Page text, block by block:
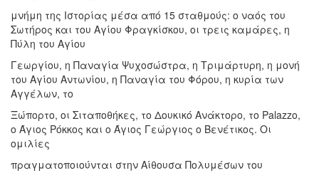
μνήμη της Ιστορίας μέσα από 15 σταθμούς: ο ναός του
Σωτήρος και του Αγίου Φραγκίσκου, οι τρεις καμάρες, η
Πύλη του Αγίου
Γεωργίου, η Παναγία Ψυχοσώστρα, η Τριμάρτυρη, η μονή
του Αγίου Αντωνίου, η Παναγία του Φόρου, η κυρία των
Αγγέλων, το
Ξώπορτο, οι Σιταποθήκες, το Δουκικό Ανάκτορο, το Palazzo,
ο Άγιος Ρόκκος και ο Άγιος Γεώργιος ο Βενέτικος. Οι
ομιλίες
πραγματοποιούνται στην Αίθουσα Πολυμέσων του